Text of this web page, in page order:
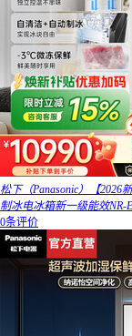
松下（Panasonic）【
制冰电冰箱新一级能效NR-
0条评价